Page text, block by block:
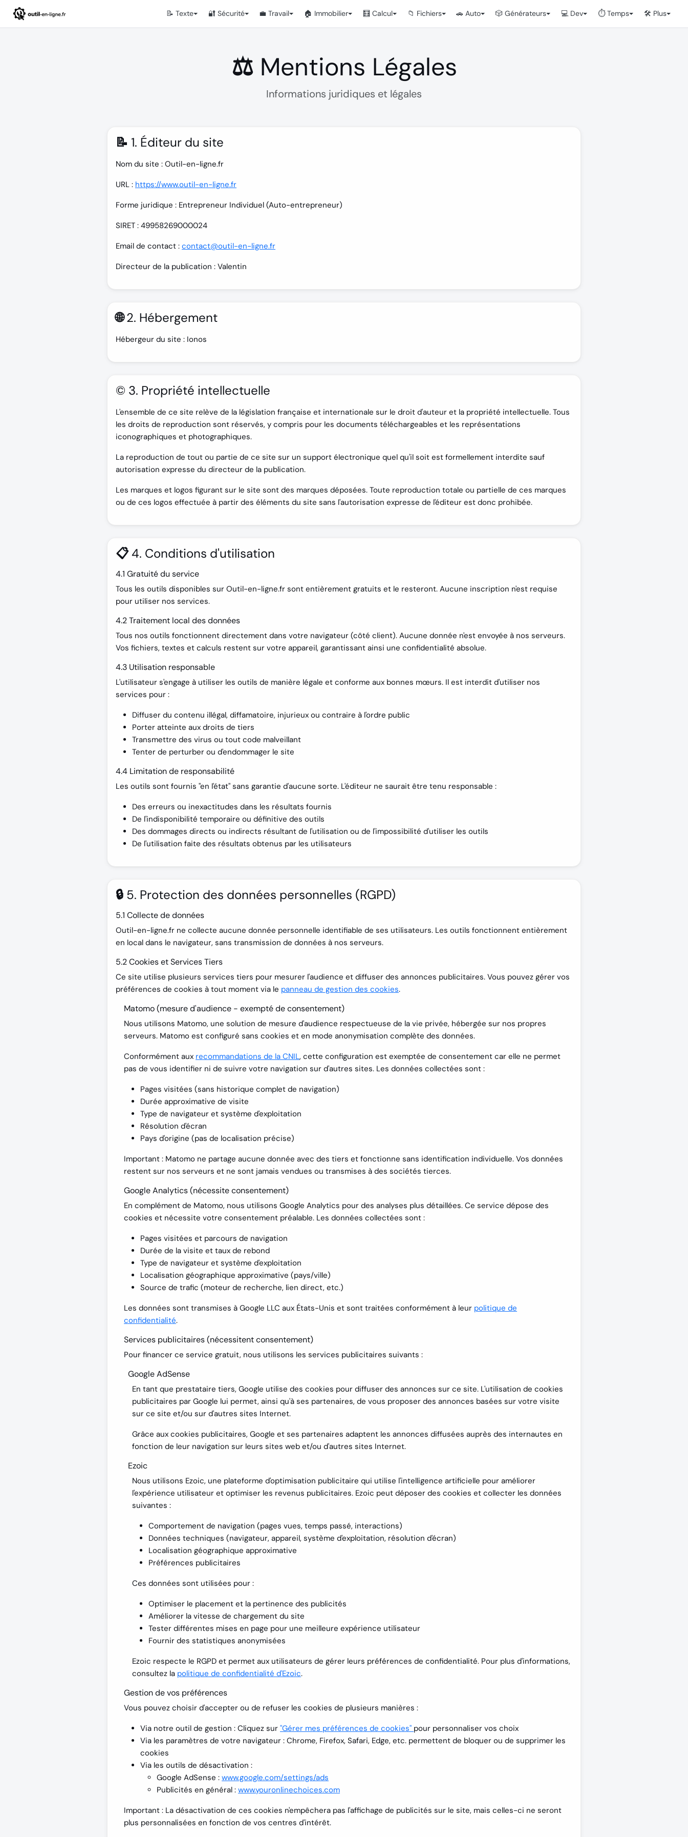
📝 Texte 🔐 Sécurité 💼 Travail 🏠 Immobilier 🧮 Calcul 📁 Fichiers 🚗 Auto 🎲 Générateurs 💻 Dev ⏱️ Temps 🛠️ Plus
⚖️ Mentions Légales
Informations juridiques et légales
📝 1. Éditeur du site
Nom du site : Outil-en-ligne.fr
URL : https://www.outil-en-ligne.fr
Forme juridique : Entrepreneur Individuel (Auto-entrepreneur)
SIRET : 49958269000024
Email de contact : contact@outil-en-ligne.fr
Directeur de la publication : Valentin
🌐 2. Hébergement
Hébergeur du site : Ionos
©️ 3. Propriété intellectuelle
L'ensemble de ce site relève de la législation française et internationale sur le droit d'auteur et la propriété intellectuelle. Tous
les droits de reproduction sont réservés, y compris pour les documents téléchargeables et les représentations
iconographiques et photographiques.
La reproduction de tout ou partie de ce site sur un support électronique quel qu'il soit est formellement interdite sauf
autorisation expresse du directeur de la publication.
Les marques et logos figurant sur le site sont des marques déposées. Toute reproduction totale ou partielle de ces marques
ou de ces logos effectuée à partir des éléments du site sans l'autorisation expresse de l'éditeur est donc prohibée.
📋 4. Conditions d'utilisation
4.1 Gratuité du service
Tous les outils disponibles sur Outil-en-ligne.fr sont entièrement gratuits et le resteront. Aucune inscription n'est requise
pour utiliser nos services.
4.2 Traitement local des données
Tous nos outils fonctionnent directement dans votre navigateur (côté client). Aucune donnée n'est envoyée à nos serveurs.
Vos fichiers, textes et calculs restent sur votre appareil, garantissant ainsi une confidentialité absolue.
4.3 Utilisation responsable
L'utilisateur s'engage à utiliser les outils de manière légale et conforme aux bonnes mœurs. Il est interdit d'utiliser nos
services pour :
Diffuser du contenu illégal, diffamatoire, injurieux ou contraire à l'ordre public
Porter atteinte aux droits de tiers
Transmettre des virus ou tout code malveillant
Tenter de perturber ou d'endommager le site
4.4 Limitation de responsabilité
Les outils sont fournis "en l'état" sans garantie d'aucune sorte. L'éditeur ne saurait être tenu responsable :
Des erreurs ou inexactitudes dans les résultats fournis
De l'indisponibilité temporaire ou définitive des outils
Des dommages directs ou indirects résultant de l'utilisation ou de l'impossibilité d'utiliser les outils
De l'utilisation faite des résultats obtenus par les utilisateurs
🔒 5. Protection des données personnelles (RGPD)
5.1 Collecte de données
Outil-en-ligne.fr ne collecte aucune donnée personnelle identifiable de ses utilisateurs. Les outils fonctionnent entièrement
en local dans le navigateur, sans transmission de données à nos serveurs.
5.2 Cookies et Services Tiers
Ce site utilise plusieurs services tiers pour mesurer l'audience et diffuser des annonces publicitaires. Vous pouvez gérer vos
préférences de cookies à tout moment via le panneau de gestion des cookies.
Matomo (mesure d'audience - exempté de consentement)
Nous utilisons Matomo, une solution de mesure d'audience respectueuse de la vie privée, hébergée sur nos propres
serveurs. Matomo est configuré sans cookies et en mode anonymisation complète des données.
Conformément aux recommandations de la CNIL, cette configuration est exemptée de consentement car elle ne permet
pas de vous identifier ni de suivre votre navigation sur d'autres sites. Les données collectées sont :
Pages visitées (sans historique complet de navigation)
Durée approximative de visite
Type de navigateur et système d'exploitation
Résolution d'écran
Pays d'origine (pas de localisation précise)
Important : Matomo ne partage aucune donnée avec des tiers et fonctionne sans identification individuelle. Vos données
restent sur nos serveurs et ne sont jamais vendues ou transmises à des sociétés tierces.
Google Analytics (nécessite consentement)
En complément de Matomo, nous utilisons Google Analytics pour des analyses plus détaillées. Ce service dépose des
cookies et nécessite votre consentement préalable. Les données collectées sont :
Pages visitées et parcours de navigation
Durée de la visite et taux de rebond
Type de navigateur et système d'exploitation
Localisation géographique approximative (pays/ville)
Source de trafic (moteur de recherche, lien direct, etc.)
Les données sont transmises à Google LLC aux États-Unis et sont traitées conformément à leur politique de
confidentialité.
Services publicitaires (nécessitent consentement)
Pour financer ce service gratuit, nous utilisons les services publicitaires suivants :
Google AdSense
En tant que prestataire tiers, Google utilise des cookies pour diffuser des annonces sur ce site. L'utilisation de cookies
publicitaires par Google lui permet, ainsi qu'à ses partenaires, de vous proposer des annonces basées sur votre visite
sur ce site et/ou sur d'autres sites Internet.
Grâce aux cookies publicitaires, Google et ses partenaires adaptent les annonces diffusées auprès des internautes en
fonction de leur navigation sur leurs sites web et/ou d'autres sites Internet.
Ezoic
Nous utilisons Ezoic, une plateforme d'optimisation publicitaire qui utilise l'intelligence artificielle pour améliorer
l'expérience utilisateur et optimiser les revenus publicitaires. Ezoic peut déposer des cookies et collecter les données
suivantes :
Comportement de navigation (pages vues, temps passé, interactions)
Données techniques (navigateur, appareil, système d'exploitation, résolution d'écran)
Localisation géographique approximative
Préférences publicitaires
Ces données sont utilisées pour :
Optimiser le placement et la pertinence des publicités
Améliorer la vitesse de chargement du site
Tester différentes mises en page pour une meilleure expérience utilisateur
Fournir des statistiques anonymisées
Ezoic respecte le RGPD et permet aux utilisateurs de gérer leurs préférences de confidentialité. Pour plus d'informations,
consultez la politique de confidentialité d'Ezoic.
Gestion de vos préférences
Vous pouvez choisir d'accepter ou de refuser les cookies de plusieurs manières :
Via notre outil de gestion : Cliquez sur "Gérer mes préférences de cookies" pour personnaliser vos choix
Via les paramètres de votre navigateur : Chrome, Firefox, Safari, Edge, etc. permettent de bloquer ou de supprimer les
cookies
Via les outils de désactivation :
Google AdSense : www.google.com/settings/ads
Publicités en général : www.youronlinechoices.com
Important : La désactivation de ces cookies n'empêchera pas l'affichage de publicités sur le site, mais celles-ci ne seront
plus personnalisées en fonction de vos centres d'intérêt.